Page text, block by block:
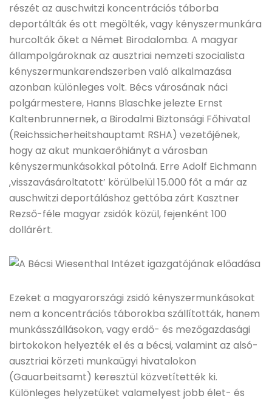
részét az auschwitzi koncentrációs táborba
deportálták és ott megölték, vagy kényszermunkára
hurcolták őket a Német Birodalomba. A magyar
állampolgároknak az ausztriai nemzeti szocialista
kényszermunkarendszerben való alkalmazása
azonban különleges volt. Bécs városának náci
polgármestere, Hanns Blaschke jelezte Ernst
Kaltenbrunnernek, a Birodalmi Biztonsági Főhivatal
(Reichssicherheitshauptamt RSHA) vezetőjének,
hogy az akut munkaerőhiányt a városban
kényszermunkásokkal pótolná. Erre Adolf Eichmann
‚visszavásároltatott’ körülbelül 15.000 főt a már az
auschwitzi deportáláshoz gettóba zárt Kasztner
Rezső-féle magyar zsidók közül, fejenként 100
dollárért.
Ezeket a magyarországi zsidó kényszermunkásokat
nem a koncentrációs táborokba szállították, hanem
munkásszállásokon, vagy erdő- és mezőgazdasági
birtokokon helyezték el és a bécsi, valamint az alsó-
ausztriai körzeti munkaügyi hivatalokon
(Gauarbeitsamt) keresztül közvetítették ki.
Különleges helyzetüket valamelyest jobb élet- és